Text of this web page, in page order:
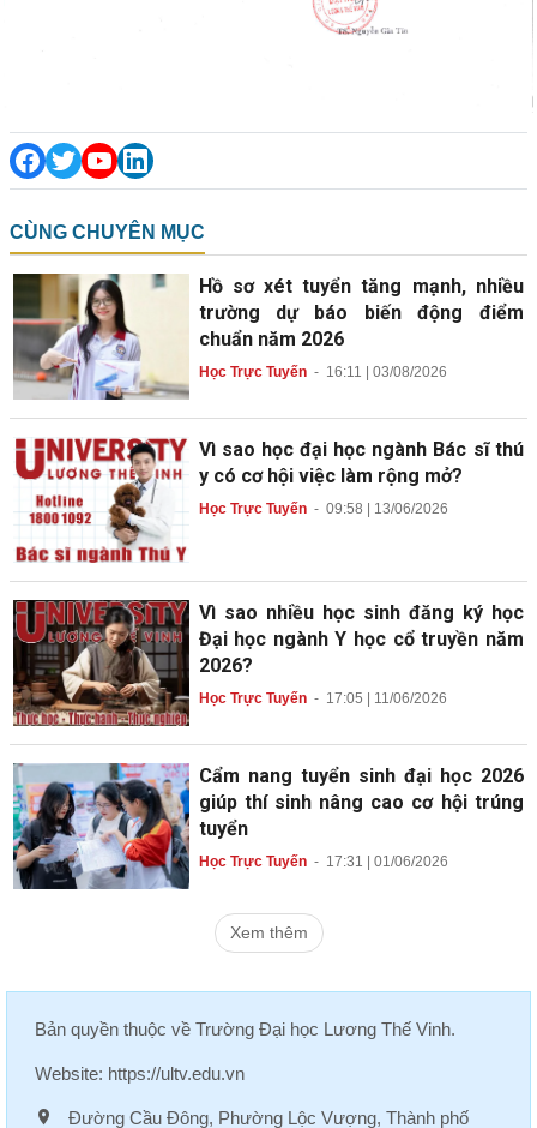
CÙNG CHUYÊN MỤC
Hồ sơ xét tuyển tăng mạnh, nhiều
trường dự báo biến động điểm
chuẩn năm 2026
Học Trực Tuyến- 16:11 | 03/08/2026
Vì sao học đại học ngành Bác sĩ thú
y có cơ hội việc làm rộng mở?
Học Trực Tuyến- 09:58 | 13/06/2026
Vì sao nhiều học sinh đăng ký học
Đại học ngành Y học cổ truyền năm
2026?
Học Trực Tuyến- 17:05 | 11/06/2026
Cẩm nang tuyển sinh đại học 2026
giúp thí sinh nâng cao cơ hội trúng
tuyển
Học Trực Tuyến- 17:31 | 01/06/2026
Xem thêm
Bản quyền thuộc về Trường Đại học Lương Thế Vinh.
Website: https://ultv.edu.vn
Đường Cầu Đông, Phường Lộc Vượng, Thành phố